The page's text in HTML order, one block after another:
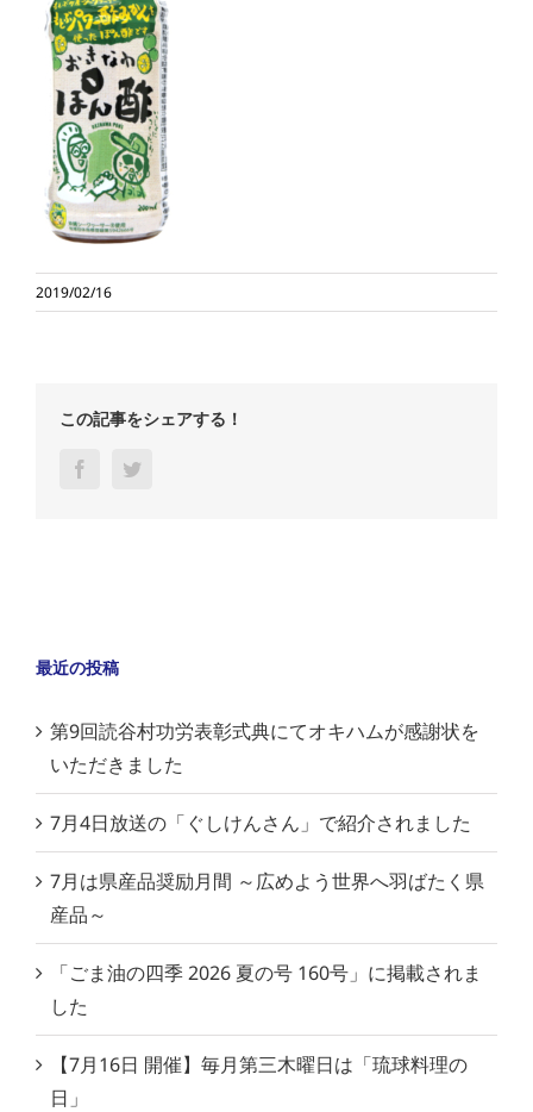
2019/02/16
この記事をシェアする！
Facebook
最近の投稿
第9回読谷村功労表彰式典にてオキハムが感謝状を
いただきました
7月4日放送の「ぐしけんさん」で紹介されました
7月は県産品奨励月間 ～広めよう世界へ羽ばたく県
産品～
「ごま油の四季 2026 夏の号 160号」に掲載されま
した
【7月16日 開催】毎月第三木曜日は「琉球料理の
日」